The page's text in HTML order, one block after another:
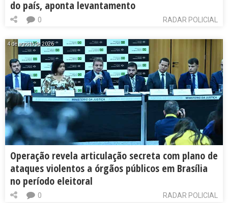
do país, aponta levantamento
RADAR POLICIAL
0
4 de agosto de 2026
Operação revela articulação secreta com plano de
ataques violentos a órgãos públicos em Brasília
no período eleitoral
RADAR POLICIAL
0